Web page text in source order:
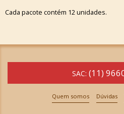
Cada pacote contém 12 unidades.
SAC: (11)
Quem somos Dúvidas